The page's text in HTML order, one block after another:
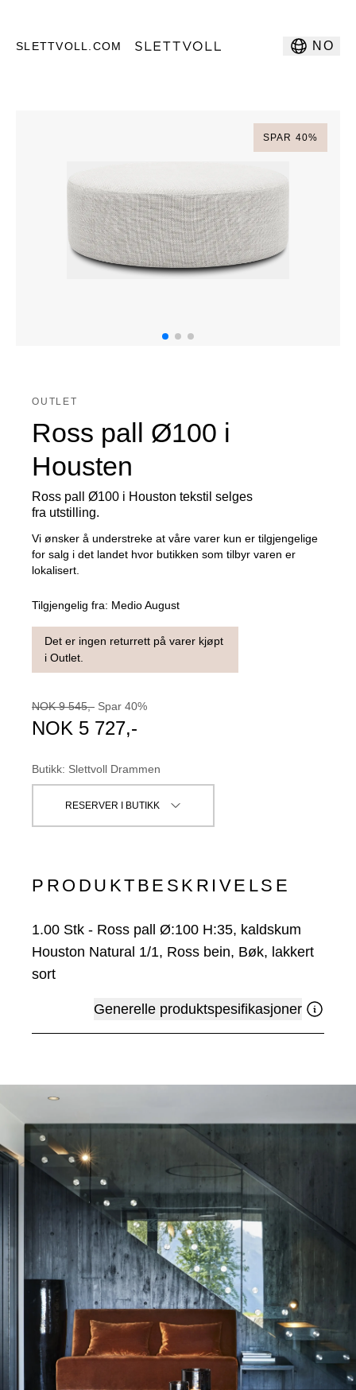
SLETTVOLL.COM NO
SPAR 40%
OUTLET
Ross pall Ø100 i
Housten
Ross pall Ø100 i Houston tekstil selges
fra utstilling.
Vi ønsker å understreke at våre varer kun er tilgjengelige
for salg i det landet hvor butikken som tilbyr varen er
lokalisert.
Tilgjengelig fra: Medio August
Det er ingen returrett på varer kjøpt
i Outlet.
NOK 9 545,- Spar 40%
NOK 5 727,-
Butikk: Slettvoll Drammen
RESERVER I BUTIKK
PRODUKTBESKRIVELSE
1.00 Stk - Ross pall Ø:100 H:35, kaldskum
Houston Natural 1/1, Ross bein, Bøk, lakkert
sort
Generelle produktspesifikasjoner